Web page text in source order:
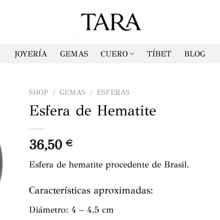
JOYERÍA GEMAS CUERO TÍBET BLOG
SHOP / GEMAS / ESFERAS
Esfera de Hematite
36,50 €
Esfera de hematite procedente de Brasil.
Características aproximadas:
Diámetro: 4 – 4.5 cm